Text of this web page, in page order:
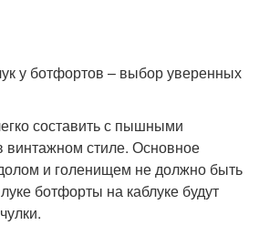
у ботфортов – выбор уверенных
составить с пышными
винтажном стиле. Основное
и голенищем не должно быть
ботфорты на каблуке будут